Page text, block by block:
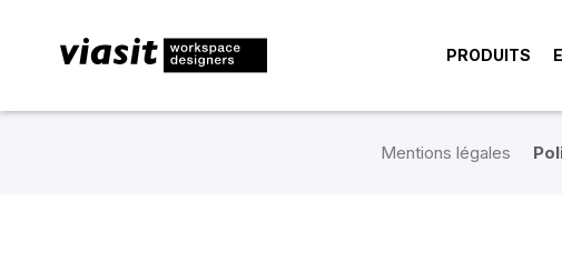
PRODUITS
Mentions légales